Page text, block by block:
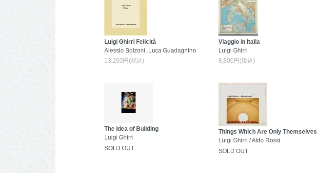
Luigi Ghirri Felicità
Alessio Bolzoni, Luca Guadagnino
13,200円(税込)
Viaggio in Italia
Luigi Ghirri
8,800円(税込)
The Idea of Building
Luigi Ghirri
SOLD OUT
Things Which Are Only Themselves
Luigi Ghirri / Aldo Rossi
SOLD OUT